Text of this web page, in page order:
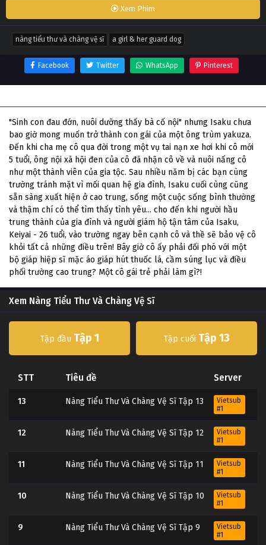
Xem Phim
nàng tiểu thư và chàng vệ sĩ a girl & her guard dog
Facebook Twitter WhatsApp Pinterest
"Sinh con đau đớn, nuôi dưỡng thấy bà cố nội" nhưng Isaku chưa
bao giờ mong muốn trở thành con gái của một ông trùm yakuza.
Đến khi cha mẹ cô qua đời trong một vụ tai nạn xe hơi khi cô mới
5 tuổi, ông nội xã hội đen của cô đã nhận cô về và nuôi nấng cô
như một thành viên của gia tộc. Sau nhiều năm bị các bạn cùng
trường tránh mặt vì mối quan hệ gia đình, Isaku cuối cùng cũng
sẵn sàng xuất hiện ở cao trung, sống một cuộc sống bình thường
và thậm chí có thể tìm thấy tình yêu... cho đến khi người hầu
trung thành của gia đình và người giám hộ tận tâm của Isaku,
Keiyai - 26 tuổi, vào trường ngay bên cạnh cô và thề sẽ bảo vệ cô
khỏi tất cả những điều trên! Bây giờ cô ấy phải đối phó với một
bộ giáp hiệp sĩ mặc áo giáp hút thuốc lá, cầm súng lục và điều
phối trường cao trung? Một cô gái trẻ phải làm gì?!
Xem Nàng Tiểu Thư Và Chàng Vệ Sĩ
Tập đầu Tập 1 Tập cuối Tập 13
STT Tiêu đề Server
13 Nàng Tiểu Thư Và Chàng Vệ Sĩ Tập 13
Vietsub
#1
12 Nàng Tiểu Thư Và Chàng Vệ Sĩ Tập 12
Vietsub
#1
11 Nàng Tiểu Thư Và Chàng Vệ Sĩ Tập 11
Vietsub
#1
10 Nàng Tiểu Thư Và Chàng Vệ Sĩ Tập 10
Vietsub
#1
9 Nàng Tiểu Thư Và Chàng Vệ Sĩ Tập 9
Vietsub
#1